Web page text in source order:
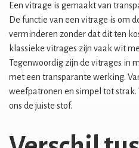
Een vitrage is gemaakt van
De functie van een vitrage is om
verminderen zonder dat dit ten
klassieke vitrages zijn vaak wit
Tegenwoordig zijn de vitrages in
met een transparante werking.
weefpatronen en simpel tot
ons de juiste stof.